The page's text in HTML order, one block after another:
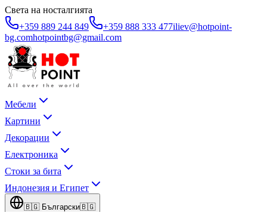
Света на носталгията
+359 889 244 849
+359 888 333 477iliev@hotpoint-
bg.comhotpointbg@gmail.com
Мебели
Картини
Декорации
Електроника
Стоки за бита
Индонезия и Египет
🇧🇬 Български🇧🇬